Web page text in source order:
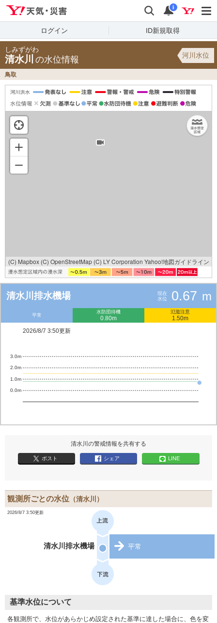
検索 通知
i
ログイン ID新規取得
しみずがわ
清水川 の水位情報 河川水位
鳥取
(C) Mapbox (C) OpenStreetMap (C) LY Corporation Yahoo!地図ガイドライン
清水川排水機場
現在
水位
0.67 m
平常
水防団待機
0.80m
氾濫注意
1.50m
2026/8/7 3:50更新
0.0m
1.0m
2.0m
3.0m
清水川の警戒情報を共有する
ポスト シェア LINE
観測所ごとの水位 （清水川）
2026/8/7 3:50更新
清水川排水機場 平常
基準水位について
各観測所で、水位があらかじめ設定された基準に達した場合に、色を変